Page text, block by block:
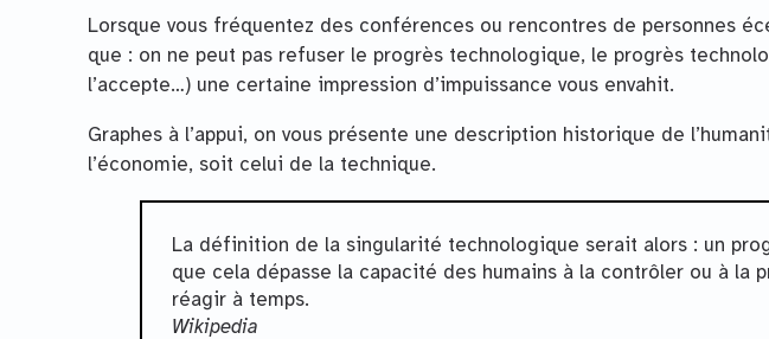
Lorsque vous fréquentez des conférences ou rencontres de personnes
que : on ne peut pas refuser le progrès technologique, le progrès
l’accepte…) une certaine impression d’impuissance vous envahit.
Graphes à l’appui, on vous présente une description historique de
l’économie, soit celui de la technique.
La définition de la singularité technologique serait alors : un
que cela dépasse la capacité des humains à la contrôler ou à la
réagir à temps.
Wikipedia